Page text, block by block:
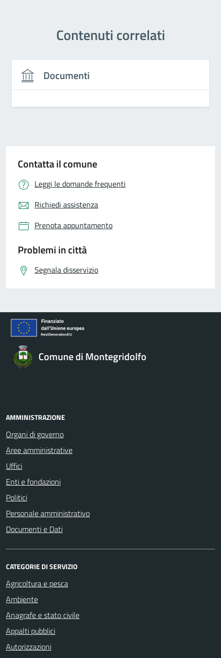
Contenuti correlati
Documenti
Contatta il comune
Leggi le domande frequenti
Richiedi assistenza
Prenota appuntamento
Problemi in città
Segnala disservizio
Comune di Montegridolfo
AMMINISTRAZIONE
Organi di governo
Aree amministrative
Uffici
Enti e fondazioni
Politici
Personale amministrativo
Documenti e Dati
CATEGORIE DI SERVIZIO
Agricoltura e pesca
Ambiente
Anagrafe e stato civile
Appalti pubblici
Autorizzazioni